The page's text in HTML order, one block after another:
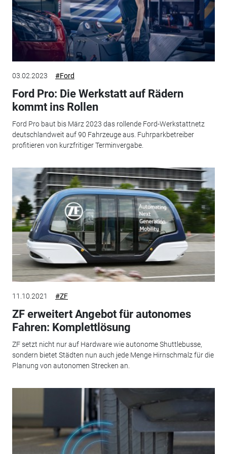
03.02.2023 #Ford
Ford Pro: Die Werkstatt auf Rädern
kommt ins Rollen
Ford Pro baut bis März 2023 das rollende Ford-Werkstattnetz
deutschlandweit auf 90 Fahrzeuge aus. Fuhrparkbetreiber
profitieren von kurzfritiger Terminvergabe.
11.10.2021 #ZF
ZF erweitert Angebot für autonomes
Fahren: Komplettlösung
ZF setzt nicht nur auf Hardware wie autonome Shuttlebusse,
sondern bietet Städten nun auch jede Menge Hirnschmalz für die
Planung von autonomen Strecken an.